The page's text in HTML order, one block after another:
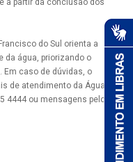
a partir da conclusão dos
do Sul orienta a
da água, priorizando o
caso de dúvidas, o
de atendimento da Águas de
4444 ou mensagens pelo